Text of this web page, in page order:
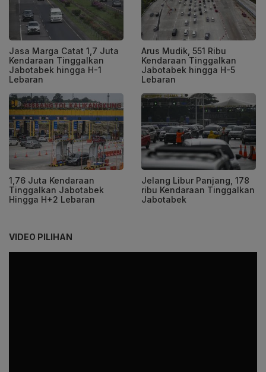
Jasa Marga Catat 1,7 Juta
Kendaraan Tinggalkan
Jabotabek hingga H-1
Lebaran
Arus Mudik, 551 Ribu
Kendaraan Tinggalkan
Jabotabek hingga H-5
Lebaran
1,76 Juta Kendaraan
Tinggalkan Jabotabek
Hingga H+2 Lebaran
Jelang Libur Panjang, 178
ribu Kendaraan Tinggalkan
Jabotabek
VIDEO PILIHAN